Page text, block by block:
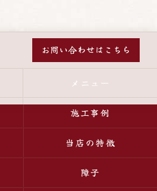
お問い合わせはこちら
メニュー
施工事例
当店の特徴
障子